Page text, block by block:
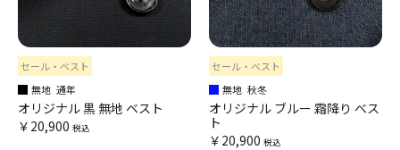
セール・ベスト
無地 通年
オリジナル 黒 無地 ベスト
￥20,900 税込
セール・ベスト
無地 秋冬
オリジナル ブルー 霜降り ベス
ト
￥20,900 税込